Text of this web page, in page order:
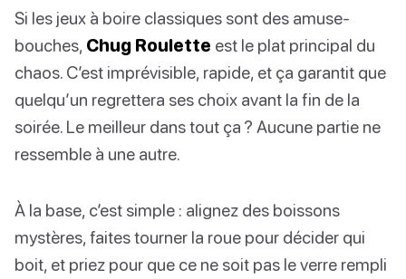
Si les jeux à boire classiques sont des amuse-
bouches, Chug Roulette est le plat principal du
chaos. C’est imprévisible, rapide, et ça garantit que
quelqu’un regrettera ses choix avant la fin de la
soirée. Le meilleur dans tout ça ? Aucune partie ne
ressemble à une autre.
À la base, c’est simple : alignez des boissons
mystères, faites tourner la roue pour décider qui
boit, et priez pour que ce ne soit pas le verre rempli